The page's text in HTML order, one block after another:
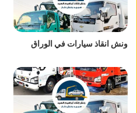
ونش انقاذ سيارات في الوراق